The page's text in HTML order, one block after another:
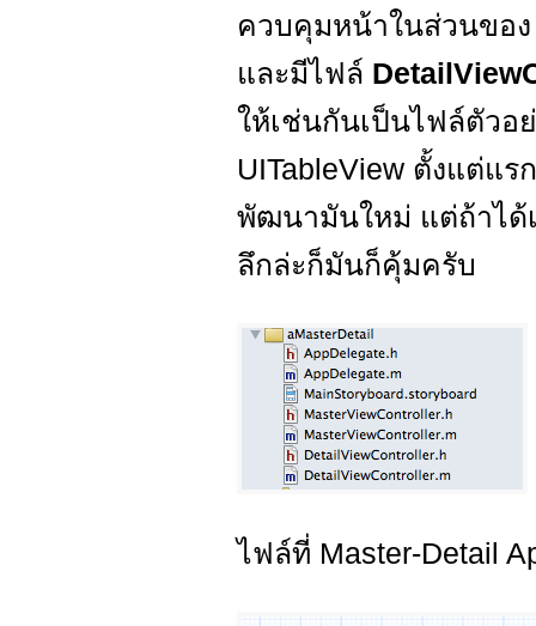
ควบคุมหน้าในส่วนของ
และมีไฟล์
ให้เช่นกันเป็นไฟล์ตัวอ
UITableView ตั้งแต่แร
พัฒนามันใหม่ แต่ถ้าได้
ลึกล่ะก็มันก็คุ้มครับ
ไฟล์ที่ Master-Detail